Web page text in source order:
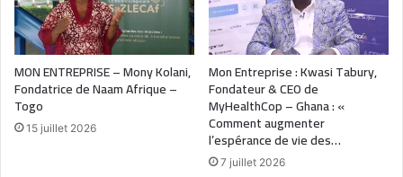
MON ENTREPRISE – Mony Kolani,
Fondatrice de Naam Afrique –
Togo
15 juillet 2026
Mon Entreprise : Kwasi Tabury,
Fondateur & CEO de
MyHealthCop – Ghana : «
Comment augmenter
l’espérance de vie des…
7 juillet 2026